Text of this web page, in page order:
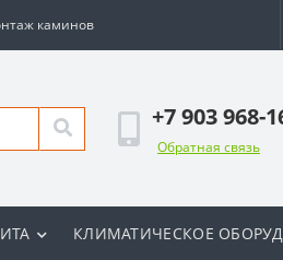
каминов
+7 903 968-
Обратная связь
КЛИМАТИЧЕСКОЕ